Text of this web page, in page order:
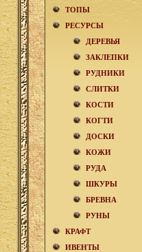
ТОПЫ
РЕСУРСЫ
ДЕРЕВЬЯ
ЗАКЛЕПКИ
РУДНИКИ
СЛИТКИ
КОСТИ
КОГТИ
ДОСКИ
КОЖИ
РУДА
ШКУРЫ
БРЕВНА
РУНЫ
КРАФТ
ИВЕНТЫ